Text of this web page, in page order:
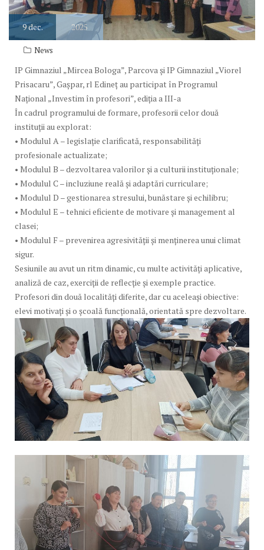
9dec. 2025
News
IP Gimnaziul „Mircea Bologa”, Parcova și IP Gimnaziul „Viorel
Prisacaru”, Gașpar, rl Edineț au participat în Programul
Național „Investim în profesori”, ediția a III-a
În cadrul programului de formare, profesorii celor două
instituții au explorat:
• Modulul A – legislație clarificată, responsabilități
profesionale actualizate;
• Modulul B – dezvoltarea valorilor și a culturii instituționale;
• Modulul C – incluziune reală și adaptări curriculare;
• Modulul D – gestionarea stresului, bunăstare și echilibru;
• Modulul E – tehnici eficiente de motivare și management al
clasei;
• Modulul F – prevenirea agresivității și menținerea unui climat
sigur.
Sesiunile au avut un ritm dinamic, cu multe activități aplicative,
analiză de caz, exerciții de reflecție și exemple practice.
Profesori din două localități diferite, dar cu aceleași obiective:
elevi motivați și o școală funcțională, orientată spre dezvoltare.